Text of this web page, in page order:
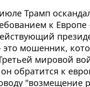
Трамп
к Европе
это мошенник,
мировой
обратится к
"возмещение